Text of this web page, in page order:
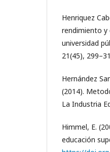
Henriquez
rendimiento y
universidad
21(45),
Hernández
(2014).
La Industria
Himmel, E.
educación